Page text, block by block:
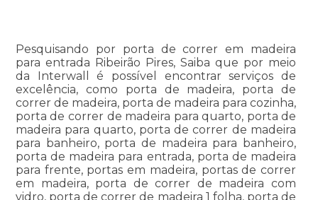
Pesquisando por porta de correr em madeira
para entrada Ribeirão Pires, Saiba que por meio
da Interwall é possível encontrar serviços de
excelência, como porta de madeira, porta de
correr de madeira, porta de madeira para cozinha,
porta de correr de madeira para quarto, porta de
madeira para quarto, porta de correr de madeira
para banheiro, porta de madeira para banheiro,
porta de madeira para entrada, porta de madeira
para frente, portas em madeira, portas de correr
em madeira, porta de correr de madeira com
vidro, porta de correr de madeira 1 folha, porta de